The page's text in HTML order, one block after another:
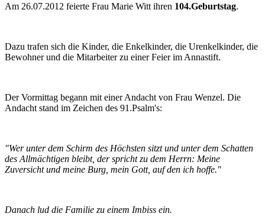
Am 26.07.2012 feierte Frau Marie Witt ihren 104.Geburtstag.
Dazu trafen sich die Kinder, die Enkelkinder, die Urenkelkinder, die
Bewohner und die Mitarbeiter zu einer Feier im Annastift.
Der Vormittag begann mit einer Andacht von Frau Wenzel. Die
Andacht stand im Zeichen des 91.Psalm's:
"Wer unter dem Schirm des Höchsten sitzt und unter dem Schatten
des Allmächtigen bleibt, der spricht zu dem Herrn: Meine
Zuversicht und meine Burg, mein Gott, auf den ich hoffe."
Danach lud die Familie zu einem Imbiss ein.